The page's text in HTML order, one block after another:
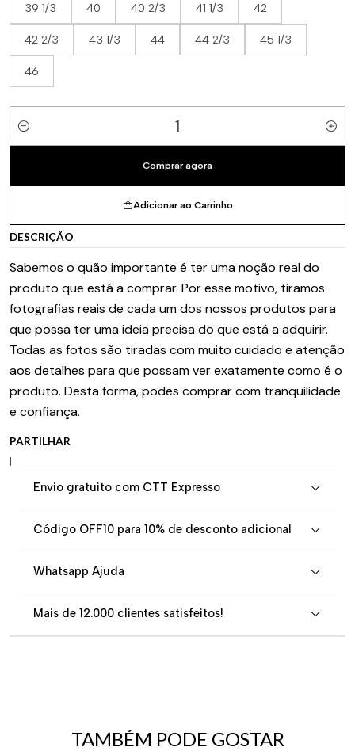
39 1/3 40 40 2/3 41 1/3 42
42 2/3 43 1/3 44 44 2/3 45 1/3
46
Quantidade
Adicionar ao Carrinho
Comprar agora
DESCRIÇÃO
Sabemos o quão importante é ter uma noção real do
produto que está a comprar. Por esse motivo, tiramos
fotografias reais de cada um dos nossos produtos para
que possa ter uma ideia precisa do que está a adquirir.
Todas as fotos são tiradas com muito cuidado e atenção
aos detalhes para que possam ver exatamente como é o
produto. Desta forma, podes comprar com tranquilidade
e confiança.
PARTILHAR
|
Envio gratuito com CTT Expresso
Código OFF10 para 10% de desconto adicional
Whatsapp Ajuda
Mais de 12.000 clientes satisfeitos!
TAMBÉM PODE GOSTAR